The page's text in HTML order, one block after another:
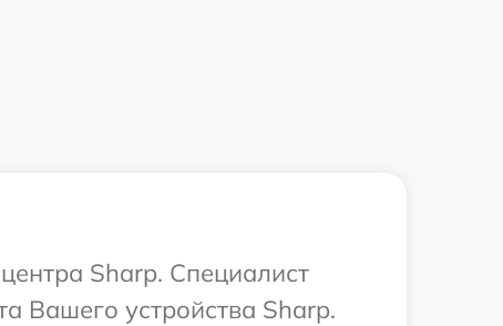
Sharp. Специалист
Вашего устройства Sharp.